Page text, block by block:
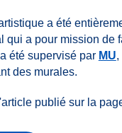
a été
qui a pour mission de
été supervisé par MU,
des murales.
publié sur la